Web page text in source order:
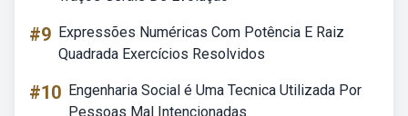
#9 Expressões Numéricas Com Potência E Raiz
Quadrada Exercícios Resolvidos
#10 Engenharia Social é Uma Tecnica Utilizada Por
Pessoas Mal Intencionadas